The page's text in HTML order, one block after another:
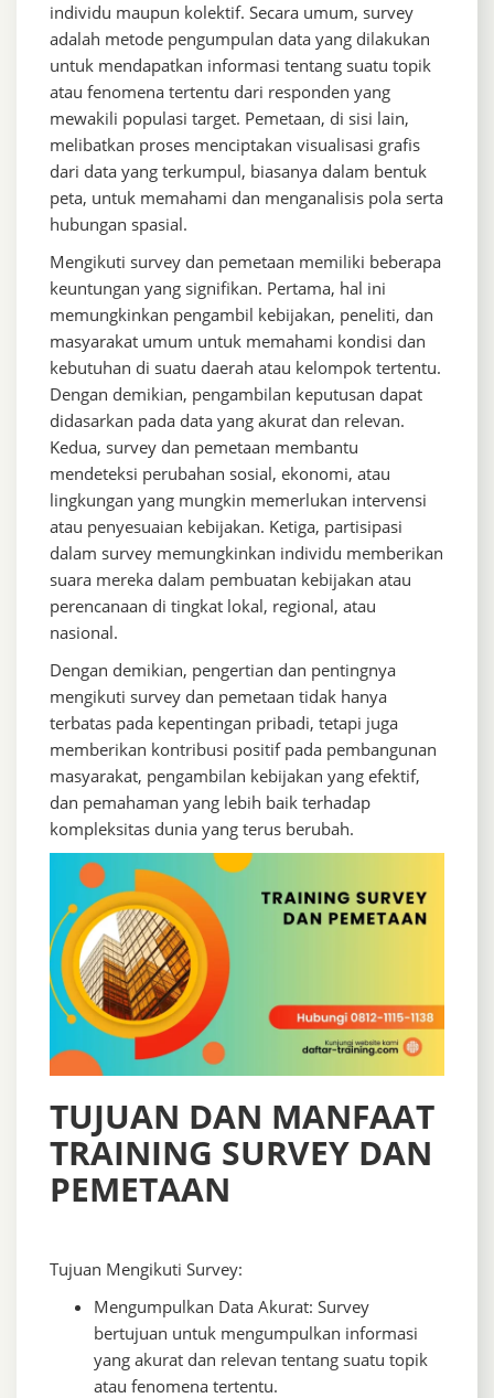
individu maupun kolektif. Secara umum, survey
adalah metode pengumpulan data yang dilakukan
untuk mendapatkan informasi tentang suatu topik
atau fenomena tertentu dari responden yang
mewakili populasi target. Pemetaan, di sisi lain,
melibatkan proses menciptakan visualisasi grafis
dari data yang terkumpul, biasanya dalam bentuk
peta, untuk memahami dan menganalisis pola serta
hubungan spasial.
Mengikuti survey dan pemetaan memiliki beberapa
keuntungan yang signifikan. Pertama, hal ini
memungkinkan pengambil kebijakan, peneliti, dan
masyarakat umum untuk memahami kondisi dan
kebutuhan di suatu daerah atau kelompok tertentu.
Dengan demikian, pengambilan keputusan dapat
didasarkan pada data yang akurat dan relevan.
Kedua, survey dan pemetaan membantu
mendeteksi perubahan sosial, ekonomi, atau
lingkungan yang mungkin memerlukan intervensi
atau penyesuaian kebijakan. Ketiga, partisipasi
dalam survey memungkinkan individu memberikan
suara mereka dalam pembuatan kebijakan atau
perencanaan di tingkat lokal, regional, atau
nasional.
Dengan demikian, pengertian dan pentingnya
mengikuti survey dan pemetaan tidak hanya
terbatas pada kepentingan pribadi, tetapi juga
memberikan kontribusi positif pada pembangunan
masyarakat, pengambilan kebijakan yang efektif,
dan pemahaman yang lebih baik terhadap
kompleksitas dunia yang terus berubah.
TUJUAN DAN MANFAAT
TRAINING SURVEY DAN
PEMETAAN
Tujuan Mengikuti Survey:
Mengumpulkan Data Akurat: Survey
bertujuan untuk mengumpulkan informasi
yang akurat dan relevan tentang suatu topik
atau fenomena tertentu.